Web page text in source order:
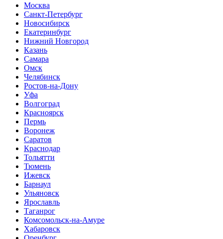
Москва
Санкт-Петербург
Новосибирск
Екатеринбург
Нижний Новгород
Казань
Самара
Омск
Челябинск
Ростов-на-Дону
Уфа
Волгоград
Красноярск
Пермь
Воронеж
Саратов
Краснодар
Тольятти
Тюмень
Ижевск
Барнаул
Ульяновск
Ярославль
Таганрог
Комсомольск-на-Амуре
Хабаровск